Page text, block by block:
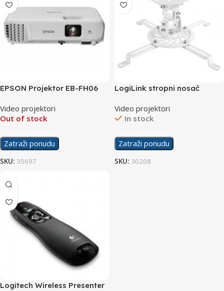
EPSON Projektor EB-FH06
Video projektori
Out of stock
Zatraži ponudu
SKU: 35697
LogiLink stropni nosač
Video projektori
In stock
Zatraži ponudu
SKU: 30208
Logitech Wireless Presenter